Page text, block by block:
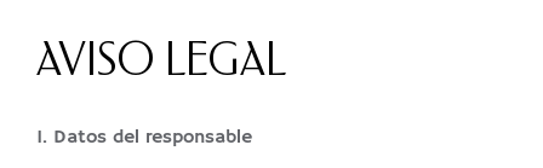
AVISO LEGAL
1. Datos del responsable